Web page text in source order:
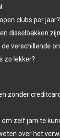
clubs per jaar?
disselbakken
verschillende
zo lekker?
zonder
om zelf jam te
over het